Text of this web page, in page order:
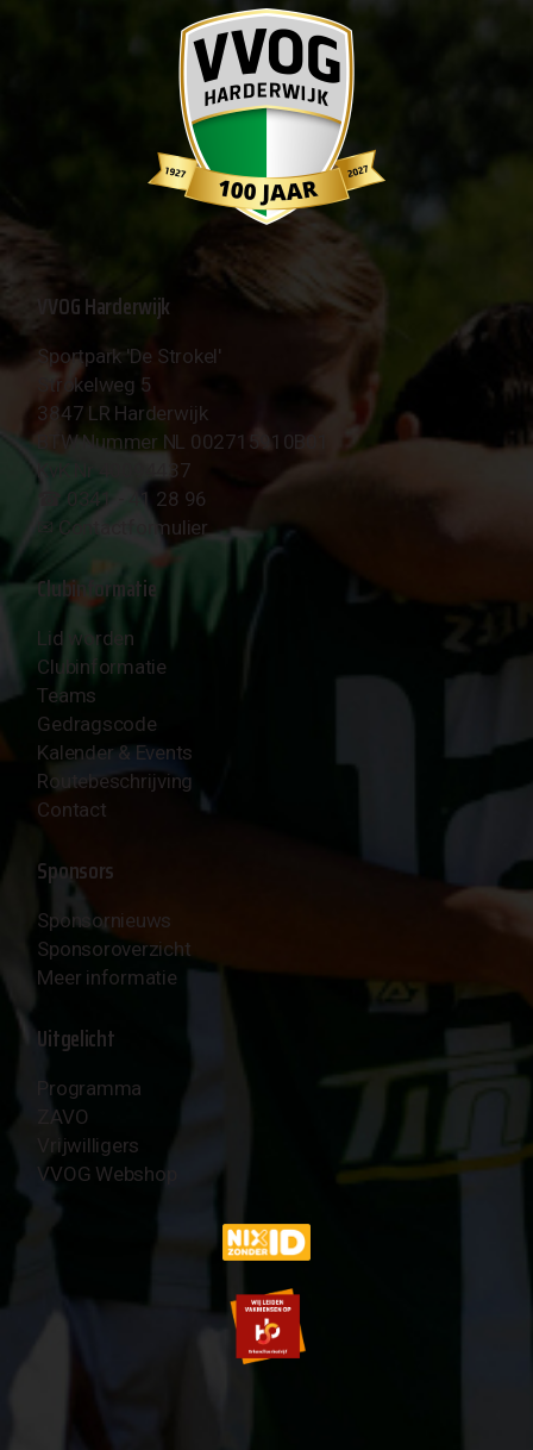
VVOG Harderwijk
Sportpark 'De Strokel'
Strokelweg 5
3847 LR Harderwijk
BTW Nummer NL 002715910B01
KvK Nr 40094437
☎︎ 0341 - 41 28 96
✉︎ Contactformulier
Clubinformatie
Lid worden
Clubinformatie
Teams
Gedragscode
Kalender & Events
Routebeschrijving
Contact
Sponsors
Sponsornieuws
Sponsoroverzicht
Meer informatie
Uitgelicht
Programma
ZAVO
Vrijwilligers
VVOG Webshop